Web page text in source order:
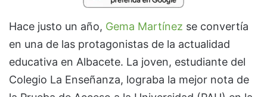
Hace justo un año, Gema Martínez se convertía
en una de las protagonistas de la actualidad
educativa en Albacete. La joven, estudiante del
Colegio La Enseñanza, lograba la mejor nota de